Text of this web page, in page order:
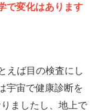
で変化はあります
えば目の検査にし
宇宙で健康診断を
ましたし、地上で